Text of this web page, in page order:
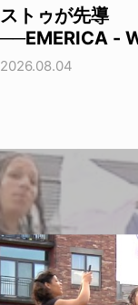
ストゥが先導
──EMERICA -
2026.08.04